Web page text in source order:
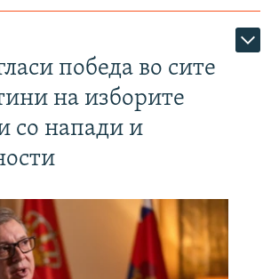
победа во сите
на изборите
со напади и